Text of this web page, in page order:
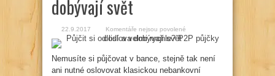
dobývají svět
22.9.2017 Komentáře nejsou povolené
textu
s
Půjčit
si
od
Nemusíte si půjčovat v bance, stejně tak není
ani nutné oslovovat klasickou nebankovní